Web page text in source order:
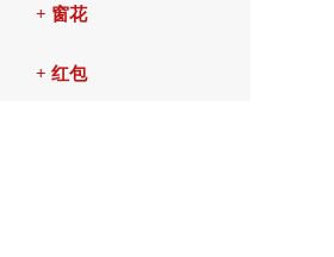
+ 窗花
+ 红包